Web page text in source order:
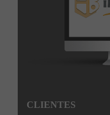
CLIENTES